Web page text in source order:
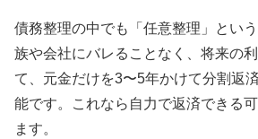
債務整理の中でも「任意整理」とい
族や会社にバレることなく、将来の
て、元金だけを3〜5年かけて分割返
能です。これなら自力で返済できる
ます。